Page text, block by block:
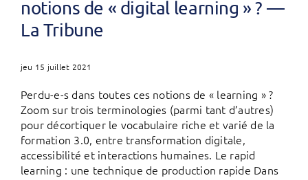
notions de « digital learning » ? —
La Tribune
jeu 15 juillet 2021
Perdu-e-s dans toutes ces notions de « learning » ?
Zoom sur trois terminologies (parmi tant d’autres)
pour décortiquer le vocabulaire riche et varié de la
formation 3.0, entre transformation digitale,
accessibilité et interactions humaines. Le rapid
learning : une technique de production rapide Dans